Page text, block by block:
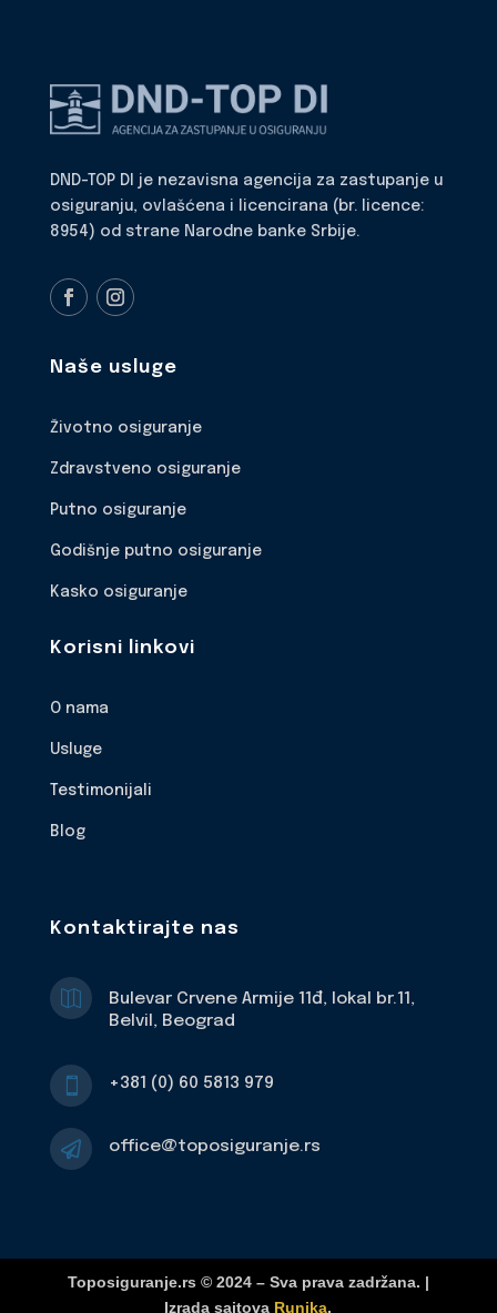
DND-TOP DI je nezavisna agencija za zastupanje u
osiguranju, ovlašćena i licencirana (br. licence:
8954) od strane Narodne banke Srbije.
Naše usluge
Životno osiguranje
Zdravstveno osiguranje
Putno osiguranje
Godišnje putno osiguranje
Kasko osiguranje
Korisni linkovi
O nama
Usluge
Testimonijali
Blog
Kontaktirajte nas
Bulevar Crvene Armije 11đ, lokal br.11,
Belvil, Beograd
+381 (0) 60 5813 979
 office@toposiguranje.rs
Toposiguranje.rs © 2024 – Sva prava zadržana. |
Izrada sajtova Runika.